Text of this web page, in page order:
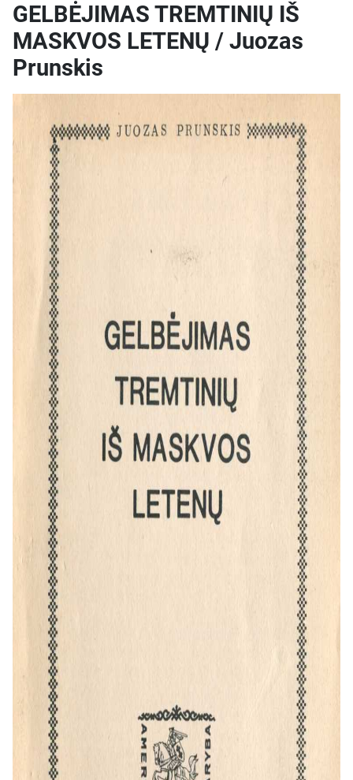
GELBĖJIMAS TREMTINIŲ IŠ
MASKVOS LETENŲ / Juozas
Prunskis